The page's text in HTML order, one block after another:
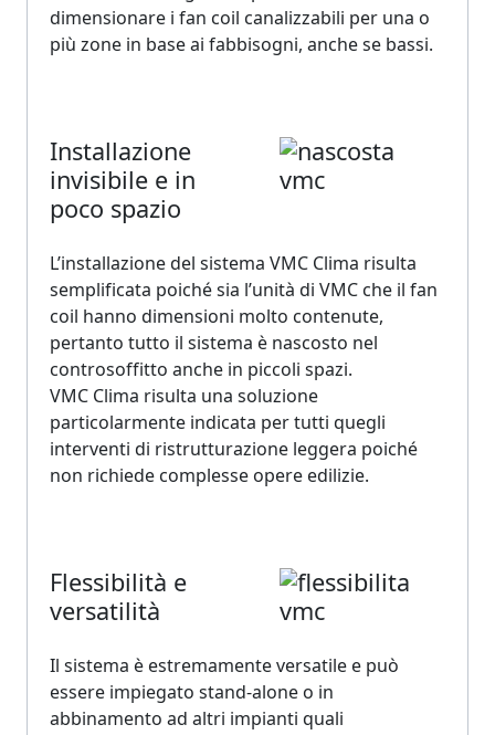
dimensionare i fan coil canalizzabili per una o
più zone in base ai fabbisogni, anche se bassi.
Installazione
invisibile e in
poco spazio
L’installazione del sistema VMC Clima risulta
semplificata poiché sia l’unità di VMC che il fan
coil hanno dimensioni molto contenute,
pertanto tutto il sistema è nascosto nel
controsoffitto anche in piccoli spazi.
VMC Clima risulta una soluzione
particolarmente indicata per tutti quegli
interventi di ristrutturazione leggera poiché
non richiede complesse opere edilizie.
Flessibilità e
versatilità
Il sistema è estremamenteversatile e può
essere impiegato stand-alone o in
abbinamento ad altri impianti quali